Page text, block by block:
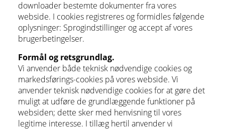
downloader bestemte dokumenter fra vores
webside. I cookies registreres og formidles følgende
oplysninger: Sprogindstillinger og accept af vores
brugerbetingelser.
Formål og retsgrundlag.
Vi anvender både teknisk nødvendige cookies og
markedsførings-cookies på vores webside. Vi
anvender teknisk nødvendige cookies for at gøre det
muligt at udføre de grundlæggende funktioner på
websiden; dette sker med henvisning til vores
legitime interesse. I tillæg hertil anvender vi